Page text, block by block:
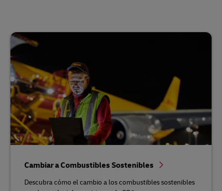
Cambiar a Combustibles Sostenibles
Descubra cómo el cambio a los combustibles sostenibles